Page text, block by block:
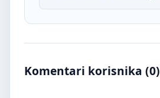
Komentari korisnika (0)